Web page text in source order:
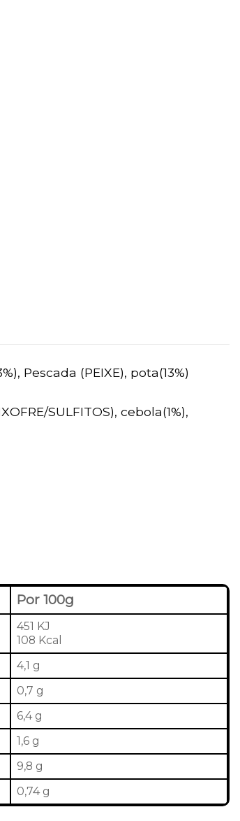
Pescada (PEIXE), pota(13%)
SULFITOS), cebola(1%),
Por 100g
451 KJ
108 Kcal
4,1 g
0,7 g
6,4 g
1,6 g
9,8 g
0,74 g